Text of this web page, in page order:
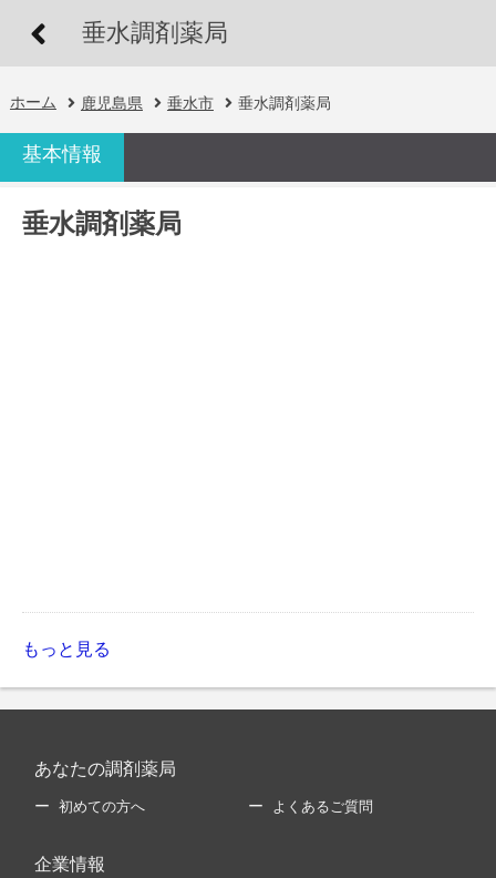
垂水調剤薬局
ホーム 鹿児島県 垂水市 垂水調剤薬局
基本情報
垂水調剤薬局
もっと見る
あなたの調剤薬局
初めての方へ よくあるご質問
企業情報